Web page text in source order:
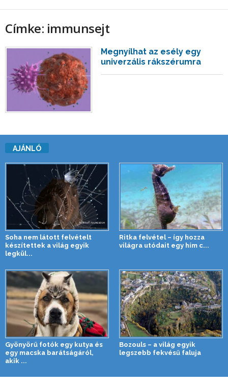
Címke: immunsejt
Megnyílhat az esély egy
univerzális rákszérumra
AJÁNLÓ
Soha nem látott felvételt
készítettek a világ egyik
legkül...
Ritka felvétel – így hozza
világra utódait egy hím c...
Gyönyörű fotók egy kutya és
egy macska barátságáról,
akik ...
Bozouls – a világ egyik
legszebb fekvésű faluja